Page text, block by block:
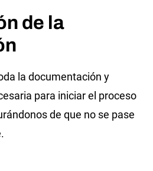
de la
la documentación y
para iniciar el proceso
de que no se pase